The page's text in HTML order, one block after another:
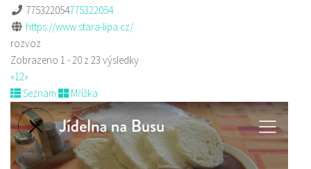
775322054775322054
https://www.stara-lipa.cz/
rozvoz
Zobrazeno 1 - 20 z 23 výsledky
«12»
Seznam
Mřížka